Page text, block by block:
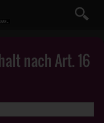
...
nach Art. 16